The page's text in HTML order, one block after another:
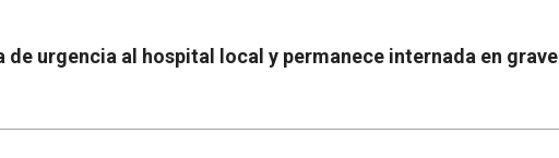
urgencia al hospital local y permanece internada en grave